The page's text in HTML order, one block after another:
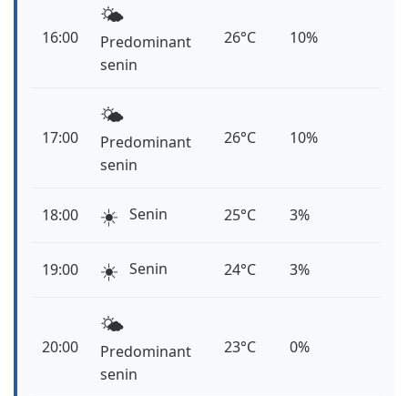
16:00
🌤️
Predominant
senin
26°C 10%
17:00
🌤️
Predominant
senin
26°C 10%
18:00 ☀️ Senin 25°C 3%
19:00 ☀️ Senin 24°C 3%
20:00
🌤️
Predominant
senin
23°C 0%